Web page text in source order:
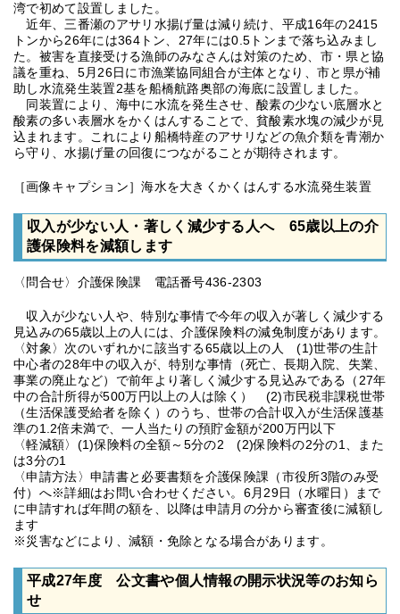
湾で初めて設置しました。
近年、三番瀬のアサリ水揚げ量は減り続け、平成16年の2415
トンから26年には364トン、27年には0.5トンまで落ち込みまし
た。被害を直接受ける漁師のみなさんは対策のため、市・県と協
議を重ね、5月26日に市漁業協同組合が主体となり、市と県が補
助し水流発生装置2基を船橋航路奥部の海底に設置しました。
同装置により、海中に水流を発生させ、酸素の少ない底層水と
酸素の多い表層水をかくはんすることで、貧酸素水塊の減少が見
込まれます。これにより船橋特産のアサリなどの魚介類を青潮か
ら守り、水揚げ量の回復につながることが期待されます。
［画像キャプション］海水を大きくかくはんする水流発生装置
収入が少ない人・著しく減少する人へ 65歳以上の介
護保険料を減額します
〈問合せ〉介護保険課 電話番号436-2303
収入が少ない人や、特別な事情で今年の収入が著しく減少する
見込みの65歳以上の人には、介護保険料の減免制度があります。
〈対象〉次のいずれかに該当する65歳以上の人 (1)世帯の生計
中心者の28年中の収入が、特別な事情（死亡、長期入院、失業、
事業の廃止など）で前年より著しく減少する見込みである（27年
中の合計所得が500万円以上の人は除く） (2)市民税非課税世帯
（生活保護受給者を除く）のうち、世帯の合計収入が生活保護基
準の1.2倍未満で、一人当たりの預貯金額が200万円以下
〈軽減額〉(1)保険料の全額～5分の2 (2)保険料の2分の1、また
は3分の1
〈申請方法〉申請書と必要書類を介護保険課（市役所3階のみ受
付）へ※詳細はお問い合わせください。6月29日（水曜日）まで
に申請すれば年間の額を、以降は申請月の分から審査後に減額し
ます
※災害などにより、減額・免除となる場合があります。
平成27年度 公文書や個人情報の開示状況等のお知ら
せ